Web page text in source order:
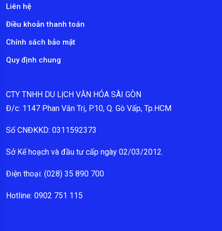
Liên hệ
Điều khoản thanh toán
Chính sách bảo mật
Quy định chung
CTY TNHH DU LỊCH VĂN HÓA SÀI GÒN
Đ/c: 1147 Phan Văn Trị, P.10, Q. Gò Vấp, Tp.HCM
Số CNĐKKD: 0311592373
Sở Kế hoạch và đầu tư cấp ngày 02/03/2012.
Điện thoại: (028) 35 890 700
Hotline: 0902 751 115